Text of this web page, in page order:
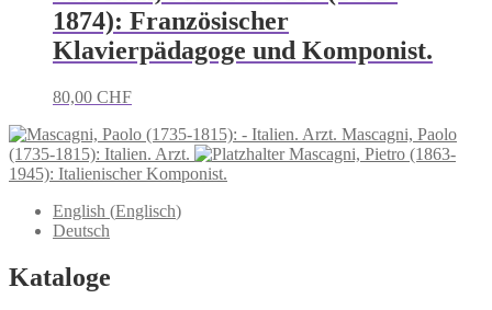
1874): Französischer
Klavierpädagoge und Komponist.
80,00 CHF
Mascagni, Paolo
(1735-1815): Italien. Arzt.
Mascagni, Pietro (1863-
1945): Italienischer Komponist.
English (Englisch)
Deutsch
Kataloge